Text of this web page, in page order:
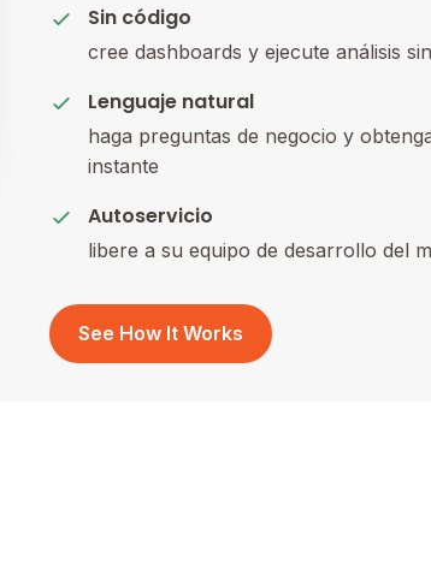
Sin código
cree dashboards y ejecute análisis
Lenguaje natural
haga preguntas de negocio y
instante
Autoservicio
libere a su equipo de desarrollo del
See How It Works